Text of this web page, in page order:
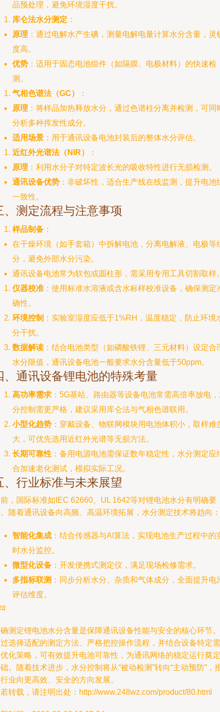
品预处理，避免环境湿度干扰。
库仑法水分测定 ：
原理 ：通过电解水产生碘，测量电解电量计算水分含量，灵
度高。
优势 ：适用于固态电池组件（如隔膜、电极材料）的快速检
测。
气相色谱法（GC）
：
原理 ：将样品加热释放水分，通过色谱柱分离并检测，可同
分析多种挥发性成分。
适用场景 ：用于通讯设备电池封装后的整体水分评估。
近红外光谱法（NIR）
：
原理 ：利用水分子对特定波长光的吸收特性进行无损检测。
通讯设备优势 ：非破坏性，适合生产线在线监测，提升电池
一致性。
、测定流程与注意事项
样品制备 ：
在干燥环境（如手套箱）中拆解电池，分离电解液、电极等
分，避免外部水分污染。
通讯设备电池常为软包或圆柱形，需采用专用工具切割取样
仪器校准 ：使用标准水溶液或含水标样校准设备，确保测定
确性。
环境控制 ：实验室湿度应低于1%RH，温度稳定，防止环境
分干扰。
数据解读 ：结合电池类型（如磷酸铁锂、三元材料）设定合
水分限值，通讯设备电池一般要求水分含量低于50ppm。
、通讯设备锂电池的特殊考量
高功率需求 ：5G基站、路由器等设备电池常需高倍率放电
分控制需更严格，建议采用库仑法与气相色谱联用。
小型化趋势 ：穿戴设备、物联网模块用电池体积小，取样难
大，可优先选用近红外光谱等无损方法。
长期可靠性 ：备用电源电池需保证数年稳定性，水分测定应
合加速老化测试，模拟实际工况。
、行业标准与未来展望
，国际标准如IEC 62660、UL 1642等对锂电池水分有明确要
随着通讯设备向高频、高温环境拓展，水分测定技术将趋向：
智能化集成 ：结合传感器与AI算法，实现电池生产过程中的
时水分监控。
微型化设备 ：开发便携式测定仪，满足现场检修需求。
多指标联测 ：同步分析水分、杂质和气体成分，全面提升电
评估维度。
测定锂电池水分含量是保障通讯设备性能与安全的核心环节。
选择适配的测定方法、严格把控操作流程，并结合设备特定需
化策略，可有效提升电池可靠性，为通讯网络的稳定运行奠定
。随着技术进步，水分控制将从“被动检测”转向“主动预防”，
业向更高效、安全的方向发展。
转载，请注明出处：http://www.248wz.com/product/80.html